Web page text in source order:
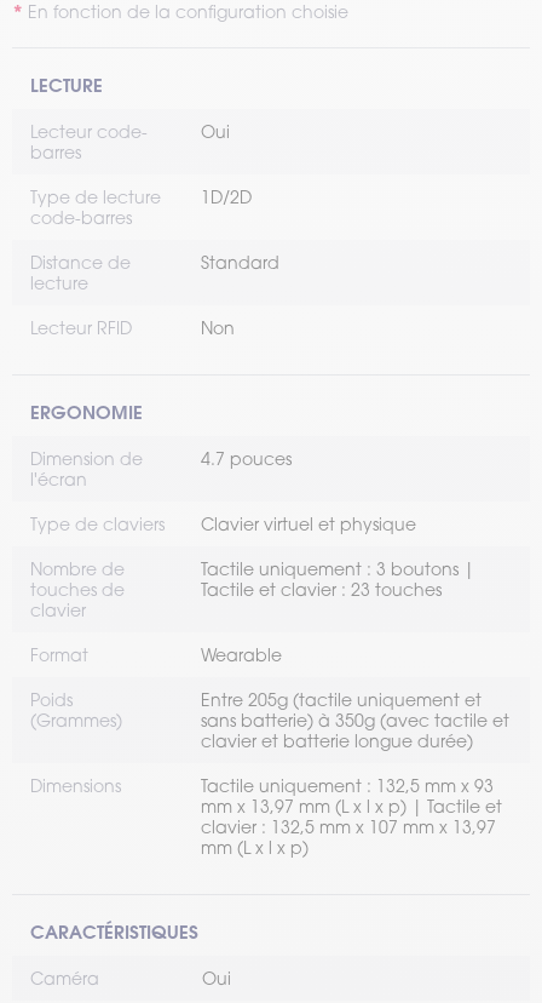
En fonction de la configuration choisie
LECTURE
Lecteur code-
barres
Oui
Type de lecture
code-barres
1D/2D
Distance de
lecture
Standard
Lecteur RFID Non
ERGONOMIE
Dimension de
l'écran
4.7 pouces
Type de claviers Clavier virtuel et physique
Nombre de
touches de
clavier
Tactile uniquement : 3 boutons |
Tactile et clavier : 23 touches
Format Wearable
Poids
(Grammes)
Entre 205g (tactile uniquement et
sans batterie) à 350g (avec tactile et
clavier et batterie longue durée)
Dimensions
Tactile uniquement : 132,5 mm x 93
mm x 13,97 mm (L x l x p) | Tactile et
clavier : 132,5 mm x 107 mm x 13,97
mm (L x l x p)
CARACTÉRISTIQUES
Caméra Oui